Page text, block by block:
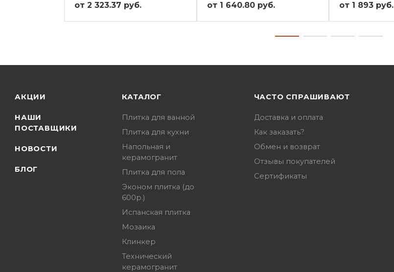
от 2 323.37 руб. от 1 640.80 руб. от 1 893 руб.
АКЦИИ
НАШИ
ПОСТАВЩИКИ
НОВОСТИ
БЛОГ
КАТАЛОГ
Плитка для ванной
Плитка для кухни
Напольная и
керамогранит
Плитка для пола
Эконом плитка (до
600р.)
Испанская плитка
Мозаика
Клинкер
Технический
керамогранит
ЧАСТО СПРАШИВАЮТ
Доставка и оплата
Как заказать?
Обмен и возврат
Отзывы покупателей
Сертификаты